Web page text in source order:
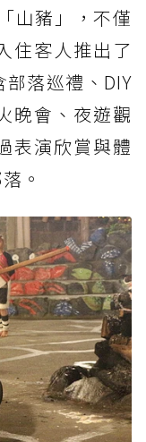
山豬」，不僅
住客人推出了
落巡禮、DIY
晚會、夜遊觀
表演欣賞與體
。